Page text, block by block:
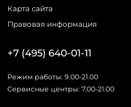
Карта сайта
Правовая информация
+7 (495) 640-01-11
Режим работы: 9.00-21.00
Сервисные центры: 7.00-21.00